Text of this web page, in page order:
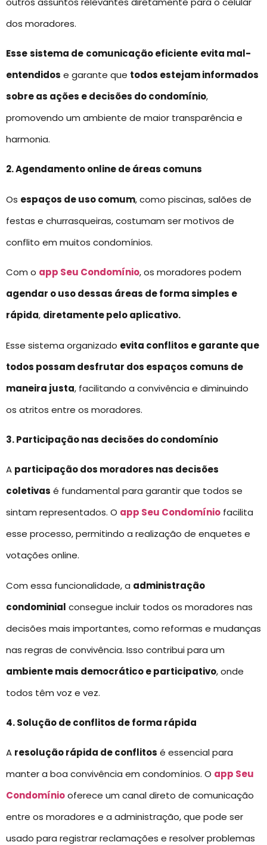
dos moradores.
Essesistema de comunicação eficiente evita mal-
entendidos e garante que todos estejam informados
sobre as ações e decisões do condomínio,
promovendo um ambiente de maior transparência e
harmonia.
2. Agendamento online de áreas comuns
Os espaços de uso comum, como piscinas, salões de
festas e churrasqueiras, costumam ser motivos de
conflito em muitos condomínios.
Com o app Seu Condomínio, os moradores podem
agendar o uso dessas áreas de forma simples e
rápida, diretamente pelo aplicativo.
Esse sistema organizado evita conflitos e garante que
todos possam desfrutar dos espaços comuns de
maneira justa, facilitando a convivência e diminuindo
os atritos entre os moradores.
3. Participação nas decisões do condomínio
A participação dos moradores nas decisões
coletivas é fundamental para garantir que todos se
sintam representados. O app Seu Condomínio facilita
esse processo, permitindo a realização de enquetes e
votações online.
Com essa funcionalidade, a administração
condominial consegue incluir todos os moradores nas
decisões mais importantes, como reformas e mudanças
nas regras de convivência. Isso contribui para um
ambiente mais democrático e participativo, onde
todos têm voz e vez.
4. Solução de conflitos de forma rápida
A resolução rápida de conflitos é essencial para
manter a boa convivência em condomínios. O app Seu
Condomíniooferece um canal direto de comunicação
entre os moradores e a administração, que pode ser
usado para registrar reclamações e resolver problemas